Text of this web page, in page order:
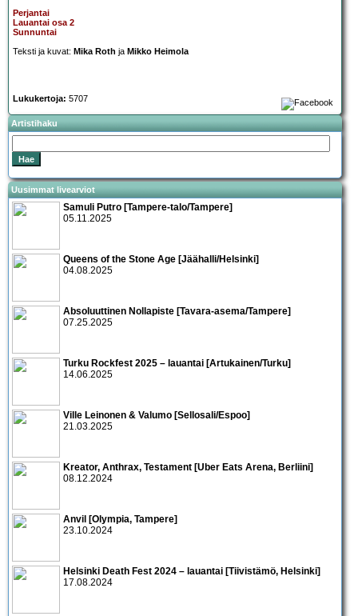
Perjantai
Lauantai osa 2
Sunnuntai
Teksti ja kuvat: Mika Roth ja Mikko Heimola
Lukukertoja: 5707
Artistihaku
Uusimmat livearviot
Samuli Putro [Tampere-talo/Tampere]
05.11.2025
Queens of the Stone Age [Jäähalli/Helsinki]
04.08.2025
Absoluuttinen Nollapiste [Tavara-asema/Tampere]
07.25.2025
Turku Rockfest 2025 – lauantai [Artukainen/Turku]
14.06.2025
Ville Leinonen & Valumo [Sellosali/Espoo]
21.03.2025
Kreator, Anthrax, Testament [Uber Eats Arena, Berliini]
08.12.2024
Anvil [Olympia, Tampere]
23.10.2024
Helsinki Death Fest 2024 – lauantai [Tiivistämö, Helsinki]
17.08.2024